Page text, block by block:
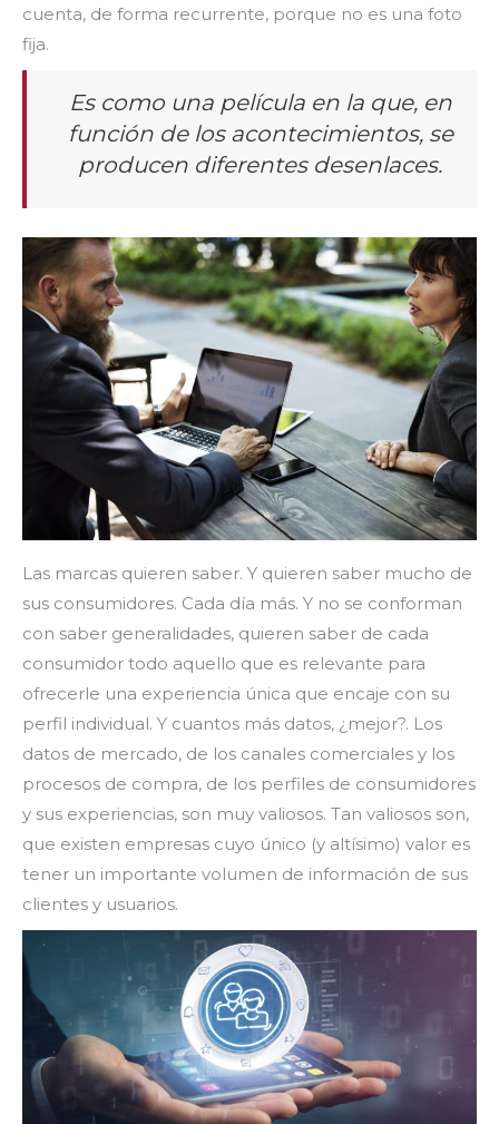
cuenta, de forma recurrente, porque no es una foto
fija.
Es como una película en la que, en
función de los acontecimientos, se
producen diferentes desenlaces.
Las marcas quieren saber. Y quieren saber mucho de
sus consumidores. Cada día más. Y no se conforman
con saber generalidades, quieren saber de cada
consumidor todo aquello que es relevante para
ofrecerle una experiencia única que encaje con su
perfil individual. Y cuantos más datos, ¿mejor?. Los
datos de mercado, de los canales comerciales y los
procesos de compra, de los perfiles de consumidores
y sus experiencias, son muy valiosos. Tan valiosos son,
que existen empresas cuyo único (y altísimo) valor es
tener un importante volumen de información de sus
clientes y usuarios.